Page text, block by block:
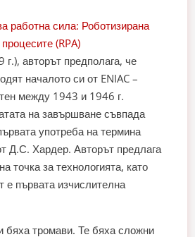
работна сила: Роботизирана
(RPA)
авторът предполага, че
началото си от ENIAC –
между 1943 и 1946 г.
на завършване съвпада
употреба на термина
Д.С. Хардер. Авторът предлага
точка за технологията, като
е първата изчислителна
бяха тромави. Те бяха сложни